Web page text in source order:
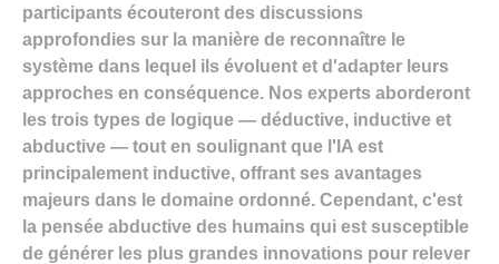
participants écouteront des discussions
approfondies sur la manière de reconnaître le
système dans lequel ils évoluent et d'adapter leurs
approches en conséquence. Nos experts aborderont
les trois types de logique — déductive, inductive et
abductive — tout en soulignant que l'IA est
principalement inductive, offrant ses avantages
majeurs dans le domaine ordonné. Cependant, c'est
la pensée abductive des humains qui est susceptible
de générer les plus grandes innovations pour relever